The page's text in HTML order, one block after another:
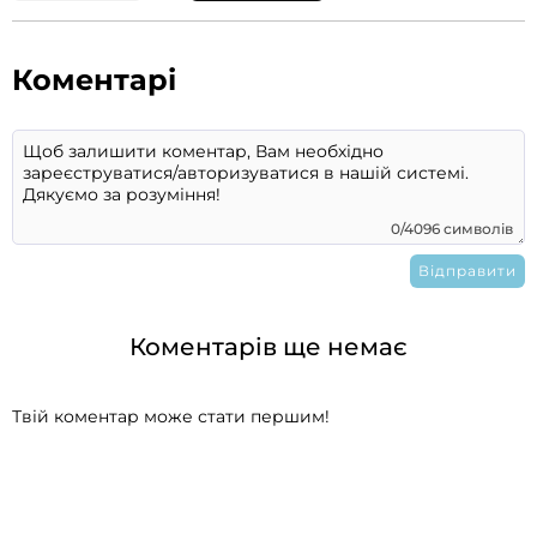
Коментарі
0/4096 символів
Коментарів ще немає
Твій коментар може стати першим!